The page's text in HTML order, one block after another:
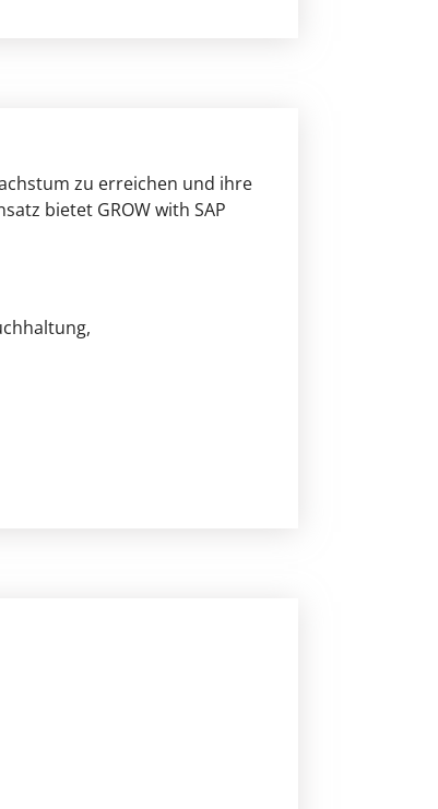
zu erreichen und ihre
bietet GROW with SAP
,